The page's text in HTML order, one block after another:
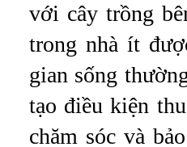
với cây trồng
trong nhà ít
gian sống
tạo điều kiện
chăm sóc và